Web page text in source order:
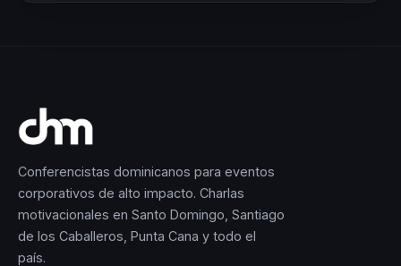
Conferencistas dominicanos para eventos
corporativos de alto impacto. Charlas
motivacionales en Santo Domingo, Santiago
de los Caballeros, Punta Cana y todo el
país.